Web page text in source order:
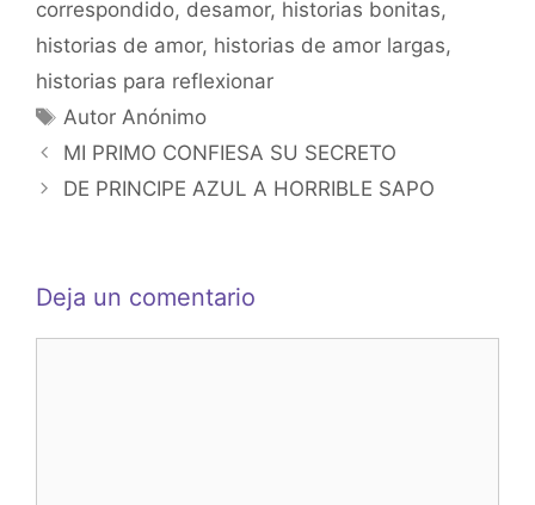
A
p
p
b
o
o
k
e
n
g
er
correspondido, desamor, historias bonitas,
historias de amor, historias de amor largas,
historias para reflexionar
Etiquetas
Autor Anónimo
MI PRIMO CONFIESA SU SECRETO
DE PRINCIPE AZUL A HORRIBLE SAPO
Deja un comentario